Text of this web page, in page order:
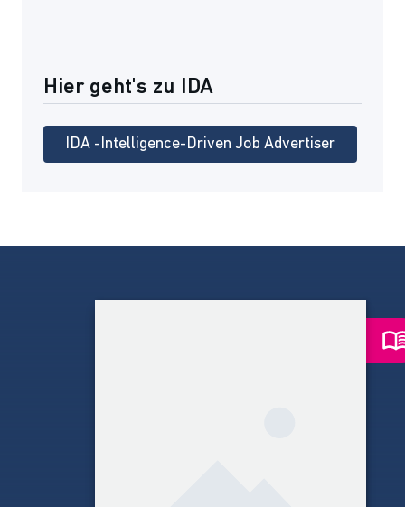
Hier geht's zu IDA
IDA -Intelligence-Driven Job Advertiser